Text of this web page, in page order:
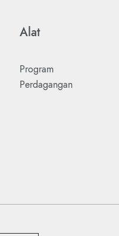
Alat
Program
Perdagangan